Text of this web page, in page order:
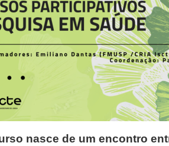
nasce de um encontro